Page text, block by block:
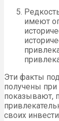
имеют
Эти факты
получены
показывают,
своих